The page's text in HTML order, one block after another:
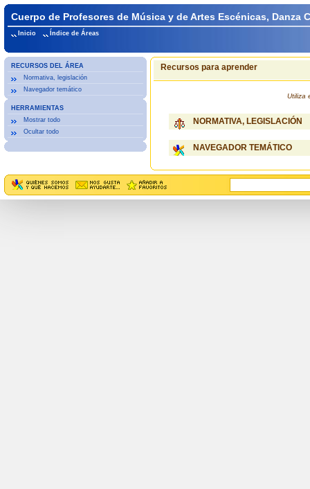
Cuerpo de Profesores de Música y de Artes Escénicas, Danza
Inicio Índice de Áreas
RECURSOS DEL ÁREA
Normativa, legislación
Navegador temático
HERRAMIENTAS
Mostrar todo
Ocultar todo
Recursos para aprender
Utiliza
NORMATIVA, LEGISLACIÓN
NAVEGADOR TEMÁTICO